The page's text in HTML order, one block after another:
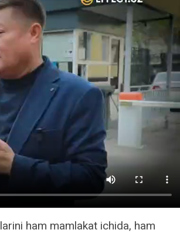
ham mamlakat ichida, ham